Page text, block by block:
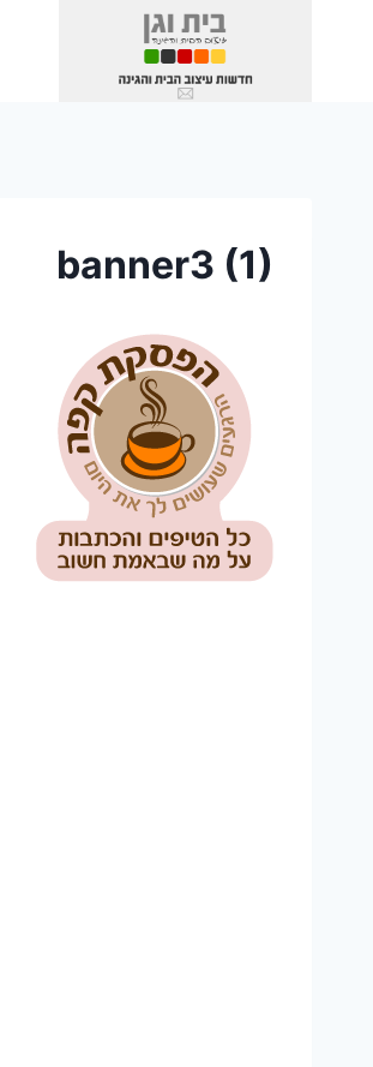
banner3 (1)